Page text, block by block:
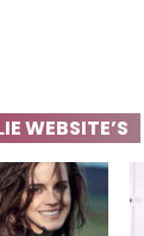
WEBSITE’S